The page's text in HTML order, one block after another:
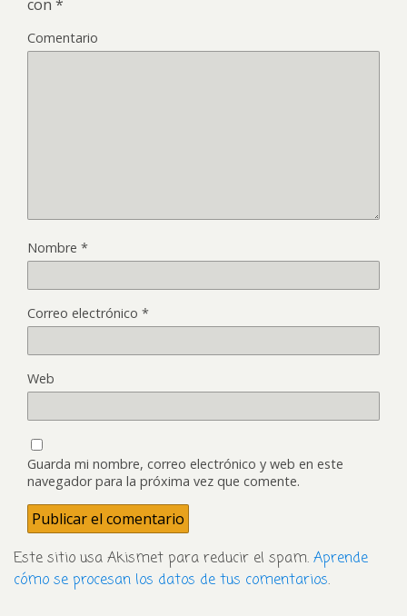
con *
Comentario
Nombre *
Correo electrónico *
Web
Guarda mi nombre, correo electrónico y web en este
navegador para la próxima vez que comente.
Este sitio usa Akismet para reducir el spam. Aprende
cómo se procesan los datos de tus comentarios.